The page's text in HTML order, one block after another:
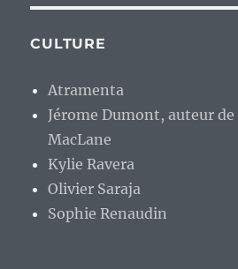
CULTURE
Atramenta
Jérome Dumont, auteur
MacLane
Kylie Ravera
Olivier Saraja
Sophie Renaudin